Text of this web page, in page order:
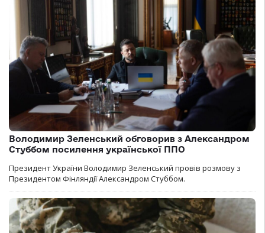
Володимир Зеленський обговорив з Александром
Стуббом посилення української ППО
Президент України Володимир Зеленський провів розмову з
Президентом Фінляндії Александром Стуббом.